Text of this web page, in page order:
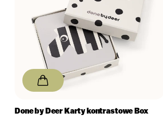
Done by Deer Karty kontrastowe Box